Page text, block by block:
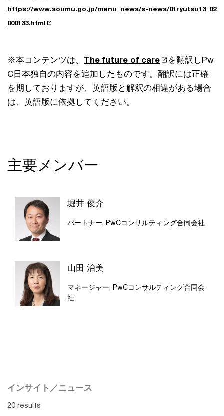
https://www.soumu.go.jp/menu_news/s-news/01ryutsu13_02
000133.html
※本コンテンツは、 The future of care
を翻訳しPw
C日本独自の内容を追加したものです。翻訳には正確
を期しておりますが、英語版と解釈の相違がある場合
は、英語版に依拠してください。
主要メンバー
堀井 俊介
パートナー, PwCコンサルティング合同会社
山田 治美
マネージャー, PwCコンサルティング合同会
社
インサイト／ニュース
20 results